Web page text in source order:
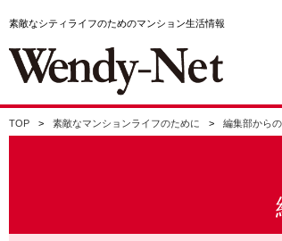
素敵なシティライフのためのマンション生活情報
TOP 素敵なマンションライフのために 編集部から